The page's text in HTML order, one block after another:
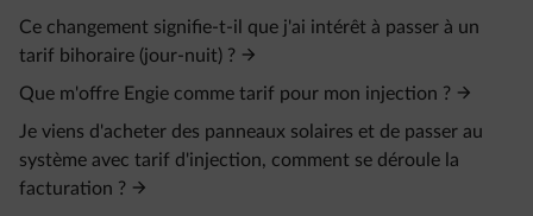
Ce changement signifie-t-il que j'ai intérêt à passer à un
tarif bihoraire (jour-nuit) ?
Que m'offre Engie comme tarif pour mon injection ?
Je viens d'acheter des panneaux solaires et de passer au
système avec tarif d'injection, comment se déroule la
facturation ?